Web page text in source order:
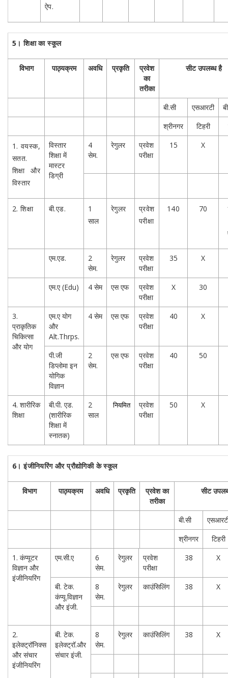
ऐप.
5।शिक्षा का स्कूल
विभाग पाठ्यक्रम अवधि प्रकृति
प्रवेश
का
तरीका
सीट उपलब्ध है
बी.सी एसआरटी
श्रीनगर
टिहरी
1. वयस्क,
सतत.
शिक्षा और
विस्तार
विस्तार
शिक्षा में
मास्टर
डिग्री
4
सेम.
रेगुलर
प्रवेश
परीक्षा
15 X
2. शिक्षा बी.एड.
1
साल
रेगुलर
प्रवेश
परीक्षा
140 70
एम.एड.
2
सेम.
रेगुलर
प्रवेश
परीक्षा
35 X
एम.ए (Edu) 4 सेम एस एफ
प्रवेश
परीक्षा
X 30
3.
प्राकृतिक
चिकित्सा
और योग
एम.ए योग
और
Alt.Thrps.
4 सेम एस एफ
प्रवेश
परीक्षा
40 X
पी.जी
डिप्लोमा इन
योगिक
विज्ञान
2
सेम.
एस एफ
प्रवेश
परीक्षा
40 50
4. शारीरिक
शिक्षा
बी.पी. एड.
(शारीरिक
शिक्षा में
स्नातक)
2
साल
नियमित
प्रवेश
परीक्षा
50 X
6। इंजीनियरिंग और प्रौद्योगिकी के स्कूल
विभाग पाठ्यक्रम अवधि प्रकृति
प्रवेश का
तरीका
सीट
बी.सी
श्रीनगर
टिहरी
1. कंप्यूटर
विज्ञान और
इंजीनियरिंग
एम.सी.ए
6
सेम.
रेगुलर
प्रवेश
परीक्षा
38 X
बी. टेक.
कंप्यू.विज्ञान
और इंजी.
8
सेम.
रेगुलर काउंसिलिंग 38 X
2.
इलेक्ट्रॉनिक्स
और संचार
इंजीनियरिंग
बी. टेक.
इलेक्ट्रॉ.और
संचार इंजी.
8
सेम.
रेगुलर काउंसिलिंग 38 X